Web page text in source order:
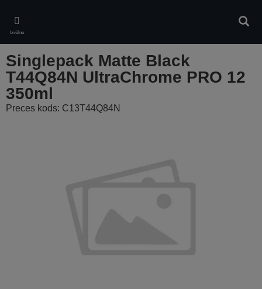
main
content
Izvēlne
Singlepack Matte Black
T44Q84N UltraChrome PRO 12
350ml
Preces kods: C13T44Q84N